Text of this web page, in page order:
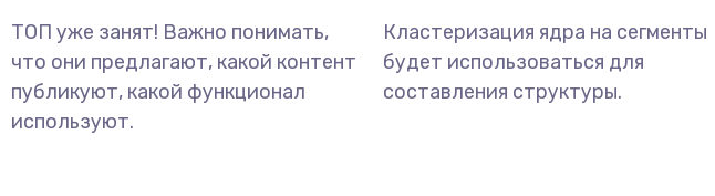
ТОП уже занят! Важно понимать,
что они предлагают, какой контент
публикуют, какой функционал
используют.
Кластеризация ядра на сегменты
будет использоваться для
составления структуры.